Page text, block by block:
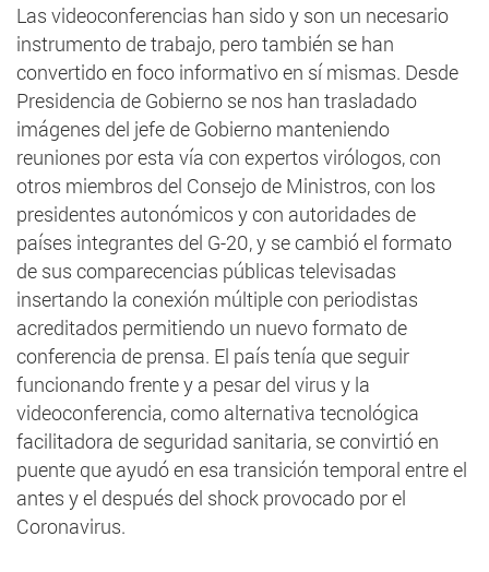
Las videoconferencias han sido y son un necesario
instrumento de trabajo, pero también se han
convertido en foco informativo en sí mismas. Desde
Presidencia de Gobierno se nos han trasladado
imágenes del jefe de Gobierno manteniendo
reuniones por esta vía con expertos virólogos, con
otros miembros del Consejo de Ministros, con los
presidentes autonómicos y con autoridades de
países integrantes del G-20, y se cambió el formato
de sus comparecencias públicas televisadas
insertando la conexión múltiple con periodistas
acreditados permitiendo un nuevo formato de
conferencia de prensa. El país tenía que seguir
funcionando frente y a pesar del virus y la
videoconferencia, como alternativa tecnológica
facilitadora de seguridad sanitaria, se convirtió en
puente que ayudó en esa transición temporal entre el
antes y el después del shock provocado por el
Coronavirus.